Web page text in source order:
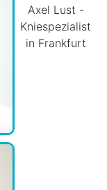
Axel Lust -
Kniespezialist
in Frankfurt